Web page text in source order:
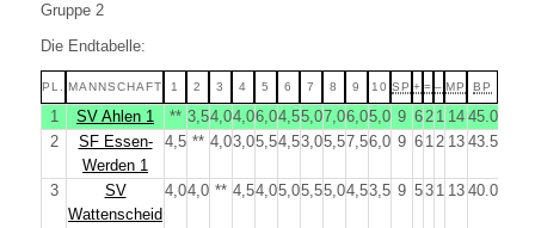
Gruppe 2
Die Endtabelle:
PL. MANNSCHAFT 1 2 3 4 5 6 7 8 9 10 SP + = – MP BP
1 SV Ahlen 1 ** 3,54,04,06,04,55,07,06,05,0 9 62 1 14 45.0
2
SF Essen-
Werden 1
4,5 ** 4,03,05,54,53,05,57,56,0 9 6 12 13 43.5
3
SV
Wattenscheid
4,04,0 ** 4,54,05,05,55,04,53,5 9 53 1 13 40.0